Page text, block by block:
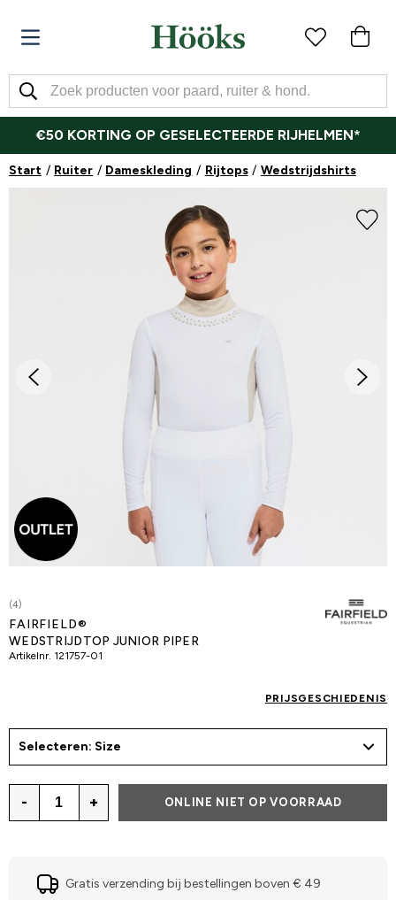
€50 KORTING OP GESELECTEERDE RIJHELMEN*
Start Ruiter Dameskleding Rijtops Wedstrijdshirts
(4)
FAIRFIELD®
WEDSTRIJDTOP JUNIOR PIPER
Artikelnr. 121757-01
PRIJSGESCHIEDENIS
Selecteren: Size
- + ONLINE NIET OP VOORRAAD
Gratis verzending bij bestellingen boven € 49